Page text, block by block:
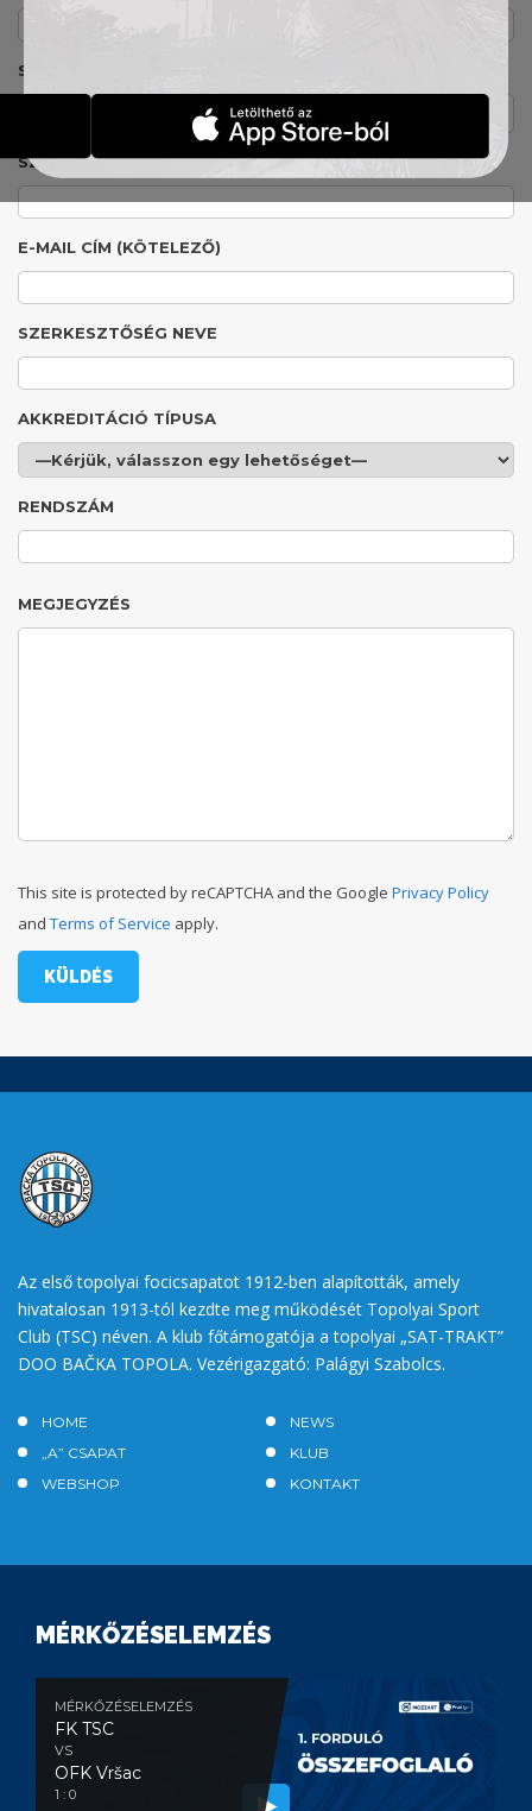
SZÜLETÉSI IDŐ
SZÜLETÉSI HELY
E-MAIL CÍM (KÖTELEZŐ)
SZERKESZTŐSÉG NEVE
AKKREDITÁCIÓ TÍPUSA
RENDSZÁM
MEGJEGYZÉS
This site is protected by reCAPTCHA and the Google Privacy Policy
and Terms of Service apply.
Az első topolyai focicsapatot 1912-ben alapították, amely
hivatalosan 1913-tól kezdte meg működését Topolyai Sport
Club (TSC) néven. A klub főtámogatója a topolyai „SAT-TRAKT”
DOO BAČKA TOPOLA. Vezérigazgató: Palágyi Szabolcs.
HOME
NEWS
„A” CSAPAT
KLUB
WEBSHOP
KONTAKT
MÉRKŐZÉSELEMZÉS
MÉRKŐZÉSELEMZÉS
FK TSC
VS
OFK Vršac
1 : 0